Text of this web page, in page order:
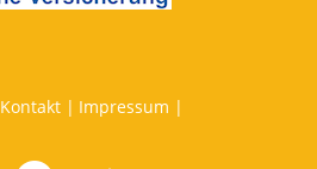
Kontakt
Impressum